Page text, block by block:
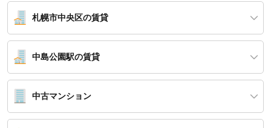
札幌市中央区の賃貸
中島公園駅の賃貸
中古マンション